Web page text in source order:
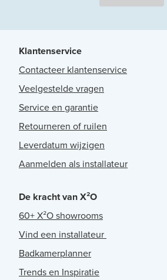
Klantenservice
Contacteer klantenservice
Veelgestelde vragen
Service en garantie
Retourneren of ruilen
Leverdatum wijzigen
Aanmelden als installateur
De kracht van X²O
60+ X²O showrooms
Vind een installateur
Badkamerplanner
Trends en Inspiratie